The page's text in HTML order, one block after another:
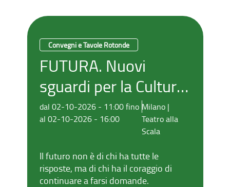
Convegni e Tavole Rotonde
FUTURA. Nuovi
sguardi per la Cultura
– Edizione 2026
dal 02-10-2026 - 11:00 fino
al 02-10-2026 - 16:00
Milano |
Teatro alla
Scala
Il futuro non è di chi ha tutte le
risposte, ma di chi ha il coraggio di
continuare a farsi domande.